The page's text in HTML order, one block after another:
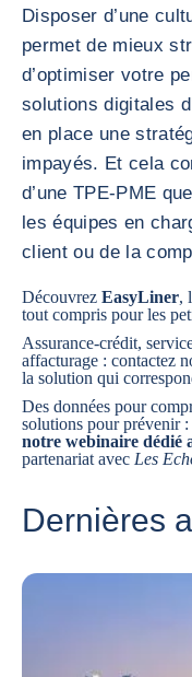
Disposer d’une
permet de mieux
d’optimiser votre
solutions digitales
en place une
impayés. Et cela
d’une TPE-PME
les équipes en
client ou de la
Découvrez EasyLiner,
tout compris pour les
Assurance-crédit,
affacturage : contactez
la solution qui
Des données pour
solutions pour prévenir
notre webinaire dédié
partenariat avec Les
Dernières